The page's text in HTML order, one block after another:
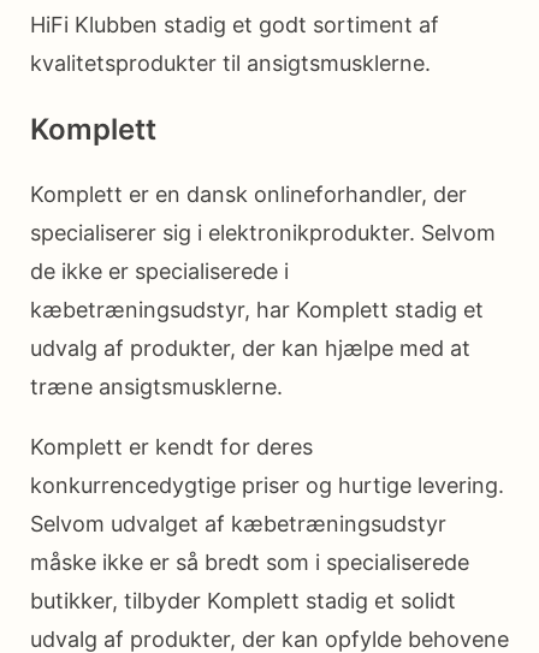
HiFi Klubben stadig et godt sortiment af
kvalitetsprodukter til ansigtsmusklerne.
Komplett
Komplett er en dansk onlineforhandler, der
specialiserer sig i elektronikprodukter. Selvom
de ikke er specialiserede i
kæbetræningsudstyr, har Komplett stadig et
udvalg af produkter, der kan hjælpe med at
træne ansigtsmusklerne.
Komplett er kendt for deres
konkurrencedygtige priser og hurtige levering.
Selvom udvalget af kæbetræningsudstyr
måske ikke er så bredt som i specialiserede
butikker, tilbyder Komplett stadig et solidt
udvalg af produkter, der kan opfylde behovene